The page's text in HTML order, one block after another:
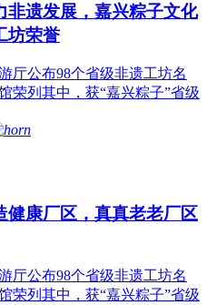
非遗发展，嘉兴粽子文化
坊荣誉
厅公布98个省级非遗工坊名
荣列其中，获“嘉兴粽子”省级
健康厂区，真真老老厂区
厅公布98个省级非遗工坊名
荣列其中，获“嘉兴粽子”省级